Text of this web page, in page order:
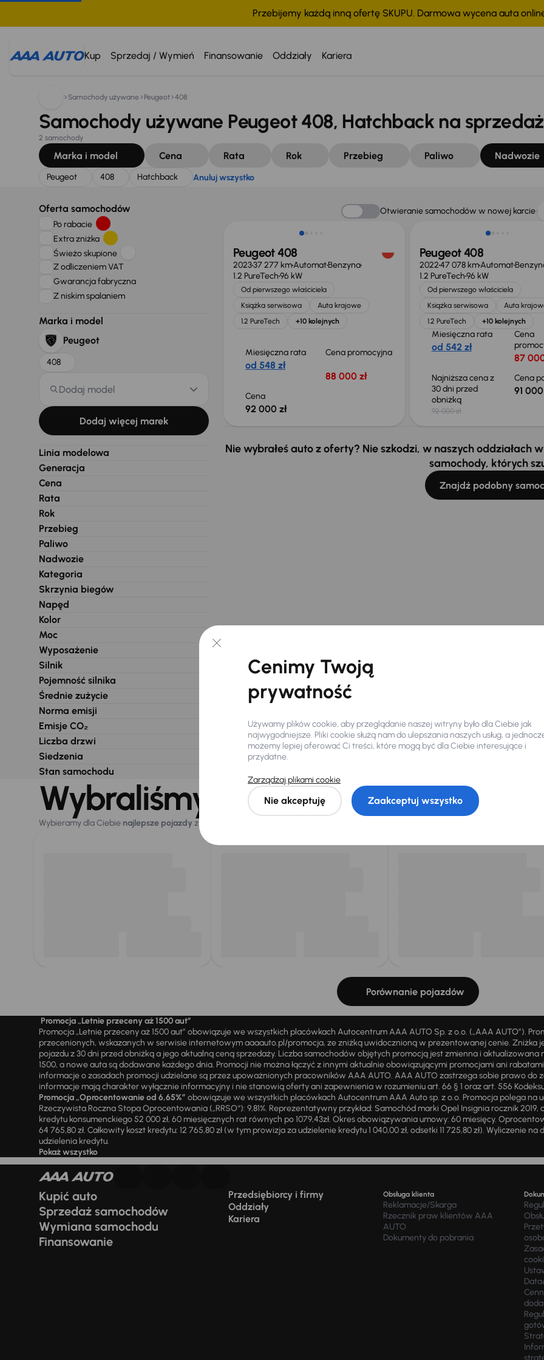
Przebijemy każdą inną ofertę SKUPU. Darmowa wycena auta
Kup Sprzedaj / Wymień Finansowanie Oddziały Kariera
Szukam: Anuluj wszystko
Samochody używane Peugeot 408
Samochody używane Peugeot 408, Hatchback na sprzedaż
2 samochody
Marka i model Cena Rata Rok Przebieg Paliwo Nadwozie
Peugeot 408 Hatchback Anuluj wszystko
Oferta samochodów
Po rabacie
Extra zniżka
Świeżo skupione
Z odliczeniem VAT
Gwarancja fabryczna
Z niskim spalaniem
Marka i model
Peugeot
408
Dodaj model
Dodaj więcej marek
Linia modelowa
Generacja
Cena
Rata
Rok
Przebieg
Paliwo
Nadwozie
Kategoria
Skrzynia biegów
Napęd
Kolor
Moc
Wyposażenie
Silnik
Pojemność silnika
Średnie zużycie
Norma emisji
Emisje CO₂
Liczba drzwi
Siedzenia
Stan samochodu
Otwieranie samochodów w nowej karcie
Peugeot 408
202337 277 kmAutomatBenzyna
1.2 PureTech96 kW
Od pierwszego właściciela
Książka serwisowa
Auta krajowe
1.2 PureTech
+10 kolejnych
Miesięczna rata
od 548 zł
Cena promocyjna
88 000 zł
Cena
92 000 zł
Taniej o 1 000 zł
Peugeot 408
202247 078 kmAutomat
1.2 PureTech96 kW
Od pierwszego właściciela
Książka serwisowa
Auta
1.2 PureTech
+10 kolejnych
Miesięczna rata
od 542 zł
Cena
87
Najniższa cena z
30 dni przed
obniżką
92 000 zł
Cena
91 000
Nie wybrałeś auto z oferty? Nie szkodzi, w naszych oddziałach
samochody, których
Znajdź podobny
Wybraliśmy dla Ciebie
Wybieramy dla Ciebie najlepsze pojazdy z naszej oferty. Kupimy dla Ciebie
Porównanie pojazdów
Promocja „Letnie przeceny aż 1500 aut”
Promocja „Letnie przeceny aż 1500 aut” obowiązuje we wszystkich placówkach Autocentrum AAA AUTO Sp. z o.o. („AAA AUTO”).
przecenionych, wskazanych w serwisie internetowym aaaauto.pl/promocja, ze zniżką uwidocznioną w prezentowanej cenie. Zniżka
pojazdu z 30 dni przed obniżką a jego aktualną ceną sprzedaży. Liczba samochodów objętych promocją jest zmienna i
1500, a nowe auta są dodawane każdego dnia. Promocji nie można łączyć z innymi aktualnie obowiązującymi promocjami ani
informacje o zasadach promocji udzielane są przez upoważnionych pracowników AAA AUTO. AAA AUTO zastrzega sobie prawo
informacje mają charakter wyłącznie informacyjny i nie stanowią oferty ani zapewnienia w rozumieniu art. 66 § 1 oraz art. 556
Promocja „Oprocentowanie od 6,65%” obowiązuje we wszystkich placówkach Autocentrum AAA Auto sp. z o.o. Promocja polega na
Rzeczywista Roczna Stopa Oprocentowania („RRSO“): 9,81%. Reprezentatywny przykład: Samochód marki Opel Insignia rocznik 2019,
kredytu konsumenckiego 52 000 zł, 60 miesięcznych rat równych po 1079,43zł. Okres obowiązywania umowy: 60 miesięcy.
64 765,80 zł. Całkowity koszt kredytu: 12 765,80 zł (w tym prowizja za udzielenie kredytu 1 040,00 zł, odsetki 11 725,80 zł). Wyliczenie
udzielenia kredytu.
Pokaż wszystko
Kupić auto
Sprzedaż samochodów
Wymiana samochodu
Finansowanie
Przedsiębiorcy i firmy
Oddziały
Kariera
Obsługa klienta
Reklamacje/Skarga
Rzecznik praw klientów AAA
AUTO
Dokumenty do pobrania
Cenimy Twoją
prywatność
Używamy plików cookie, aby przeglądanie naszej witryny było dla Ciebie jak
najwygodniejsze. Pliki cookie służą nam do ulepszania naszych usług, a
możemy lepiej oferować Ci treści, które mogą być dla Ciebie interesujące i
przydatne.
Zarządzaj plikami cookie
Nie akceptuję Zaakceptuj wszystko